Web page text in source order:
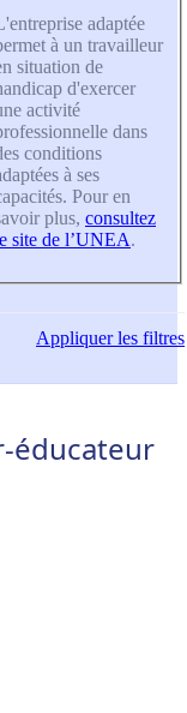
adaptée
à un travailleur
situation de
d'exercer
activité
dans
conditions
à ses
Pour en
plus, consultez
site de l’UNEA.
Appliquerles filtres
éducateur